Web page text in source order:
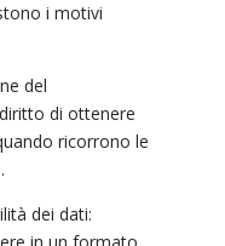
i motivi
del
di ottenere
ricorrono le
dei dati: